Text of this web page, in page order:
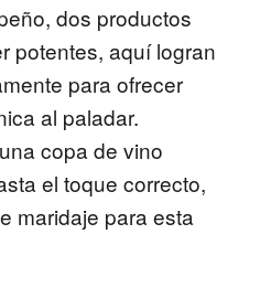
dos productos
potentes, aquí logran
para ofrecer
al paladar.
copa de vino
el toque correcto,
maridaje para esta